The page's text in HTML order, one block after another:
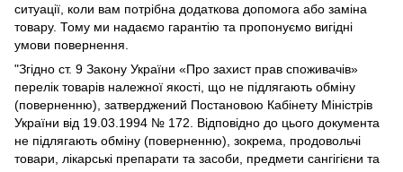
ситуації, коли вам потрібна додаткова допомога або заміна
товару. Тому ми надаємо гарантію та пропонуємо вигідні
умови повернення.
"Згідно ст. 9 Закону України «Про захист прав споживачів»
перелік товарів належної якості, що не підлягають обміну
(поверненню), затверджений Постановою Кабінету Міністрів
України від 19.03.1994 № 172. Відповідно до цього документа
не підлягають обміну (поверненню), зокрема, продовольчі
товари, лікарські препарати та засоби, предмети сангігієни та